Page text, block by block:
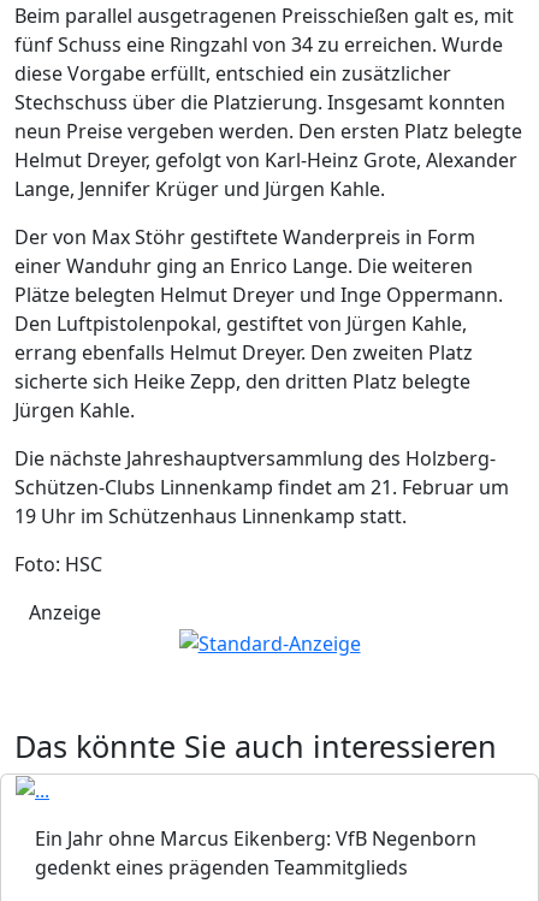
Beim parallel ausgetragenen Preisschießen galt es, mit
fünf Schuss eine Ringzahl von 34 zu erreichen. Wurde
diese Vorgabe erfüllt, entschied ein zusätzlicher
Stechschuss über die Platzierung. Insgesamt konnten
neun Preise vergeben werden. Den ersten Platz belegte
Helmut Dreyer, gefolgt von Karl-Heinz Grote, Alexander
Lange, Jennifer Krüger und Jürgen Kahle.
Der von Max Stöhr gestiftete Wanderpreis in Form
einer Wanduhr ging an Enrico Lange. Die weiteren
Plätze belegten Helmut Dreyer und Inge Oppermann.
Den Luftpistolenpokal, gestiftet von Jürgen Kahle,
errang ebenfalls Helmut Dreyer. Den zweiten Platz
sicherte sich Heike Zepp, den dritten Platz belegte
Jürgen Kahle.
Die nächste Jahreshauptversammlung des Holzberg-
Schützen-Clubs Linnenkamp findet am 21. Februar um
19 Uhr im Schützenhaus Linnenkamp statt.
Foto: HSC
Anzeige
Das könnte Sie auch interessieren
Ein Jahr ohne Marcus Eikenberg: VfB Negenborn
gedenkt eines prägenden Teammitglieds